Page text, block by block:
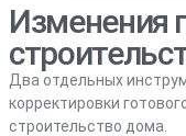
Изменения
Два отдельных
корректировки
строительство дома.